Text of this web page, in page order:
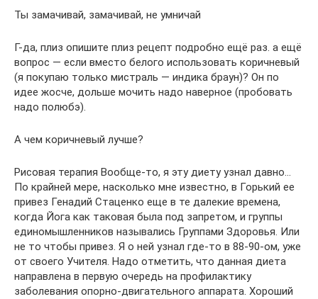
Ты замачивай, замачивай, не умничай
Г-да, плиз опишите плиз рецепт подробно ещё раз. а ещё
вопрос — если вместо белого использовать коричневый
(я покупаю только мистраль — индика браун)? Он по
идее жосче, дольше мочить надо наверное (пробовать
надо полюбэ).
А чем коричневый лучше?
Рисовая терапия Вообще-то, я эту диету узнал давно…
По крайней мере, насколько мне известно, в Горький ее
привез Генадий Стаценко еще в те далекие времена,
когда Йога как таковая была под запретом, и группы
единомышленников назывались Группами Здоровья. Или
не то чтобы привез. Я о ней узнал где-то в 88-90-ом, уже
от своего Учителя. Надо отметить, что данная диета
направлена в первую очередь на профилактику
заболевания опорно-двигательного аппарата. Хороший